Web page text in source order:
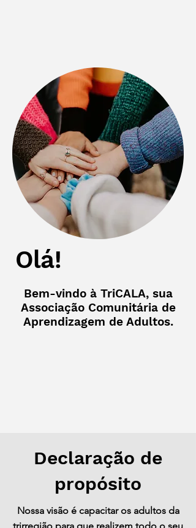
Olá!
Bem-vindo à TriCALA, sua
Associação Comunitária de
Aprendizagem de Adultos.
Declaração de
propósito
Nossa visão é capacitar os adultos da